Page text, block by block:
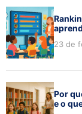
23 de
Por
e o